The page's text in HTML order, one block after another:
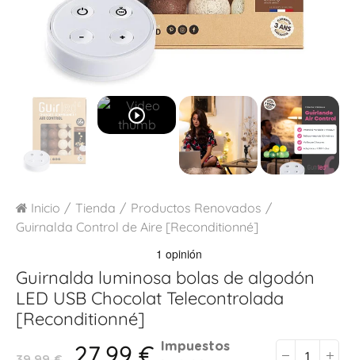
play_circle_outline
Inicio Tienda
Productos Renovados
Guirnalda Control de Aire [Reconditionné]
Guirnalda luminosa bolas de algodón
LED USB Chocolat Telecontrolada
[Reconditionné]
Impuestos